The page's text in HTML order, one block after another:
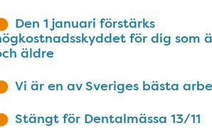
Den 1 januari förstärks
för dig som
äldre
Vi är en av Sveriges bästa
Stängt för Dentalmässa 13/11